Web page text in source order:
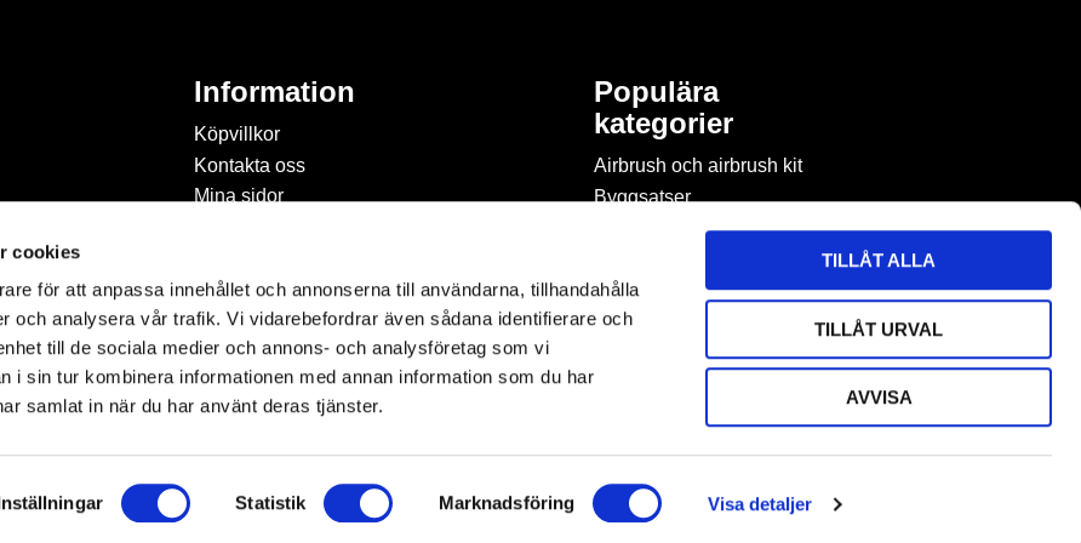
cookies
för att anpassa innehållet och annonserna till användarna, tillhandahålla
och analysera vår trafik. Vi vidarebefordrar även sådana identifierare och
till de sociala medier och annons- och analysföretag som vi
i sin tur kombinera informationen med annan information som du har
samlat in när du har använt deras tjänster.
Statistik Marknadsföring Visa detaljer
TILLÅT ALLA
TILLÅT URVAL
AVVISA
Information
Köpvillkor
Kontakta oss
Mina sidor
cookies
Inspiration & Passion
Populära
kategorier
Airbrush och airbrush kit
Byggsatser
Böcker & tidningar om
Byggmaterial
Figurspel